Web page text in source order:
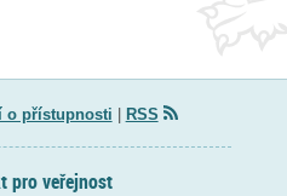
o přístupnosti RSS
pro veřejnost